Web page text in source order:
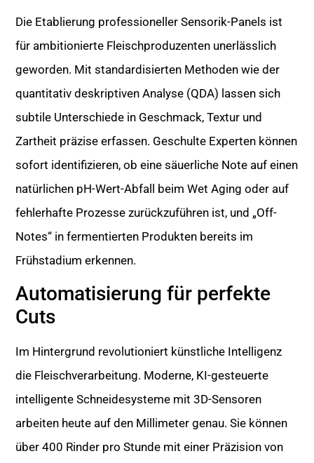
Die Etablierung professioneller Sensorik-Panels ist
für ambitionierte Fleischproduzenten unerlässlich
geworden. Mit standardisierten Methoden wie der
quantitativ deskriptiven Analyse (QDA) lassen sich
subtile Unterschiede in Geschmack, Textur und
Zartheit präzise erfassen. Geschulte Experten können
sofort identifizieren, ob eine säuerliche Note auf einen
natürlichen pH-Wert-Abfall beim Wet Aging oder auf
fehlerhafte Prozesse zurückzuführen ist, und „Off-
Notes“ in fermentierten Produkten bereits im
Frühstadium erkennen.
Automatisierung für perfekte
Cuts
Im Hintergrund revolutioniert künstliche Intelligenz
die Fleischverarbeitung. Moderne, KI-gesteuerte
intelligente Schneidesysteme mit 3D-Sensoren
arbeiten heute auf den Millimeter genau. Sie können
über 400 Rinder pro Stunde mit einer Präzision von